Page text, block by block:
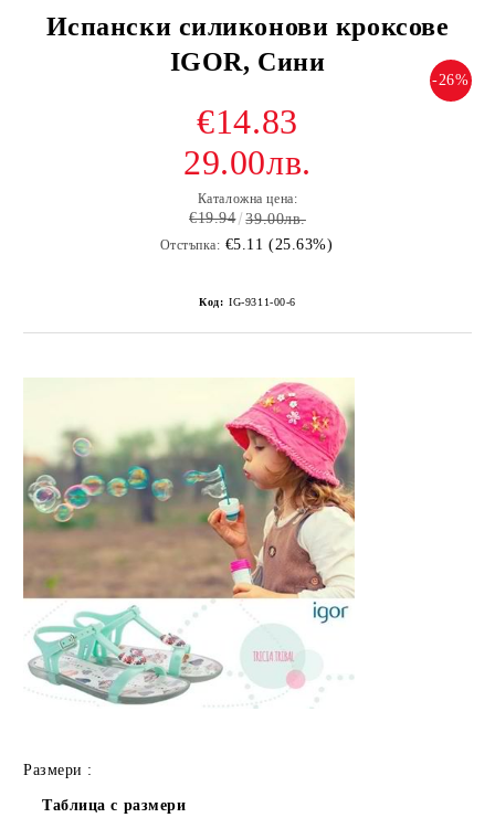
Испански силиконови кроксове
IGOR, Сини
-26%
€14.83
29.00лв.
Каталожна цена:
€19.94 39.00лв.
Отстъпка: €5.11 (25.63%)
Код: IG-9311-00-6
Размери :
Таблица с размери